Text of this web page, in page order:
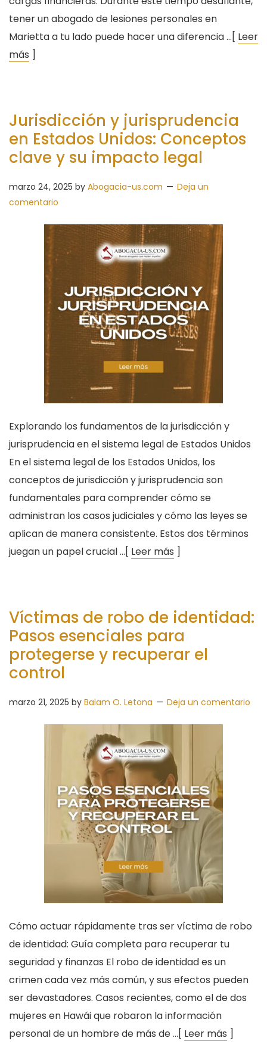
tener un abogado de lesiones personales en
Marietta a tu lado puede hacer una diferencia …[ Leer
más ]
Jurisdicción y jurisprudencia
en Estados Unidos: Conceptos
clave y su impacto legal
marzo 24, 2025 by Abogacia-us.com
Deja un
comentario
Explorando los fundamentos de la jurisdicción y
jurisprudencia en el sistema legal de Estados Unidos
En el sistema legal de los Estados Unidos, los
conceptos de jurisdicción y jurisprudencia son
fundamentales para comprender cómo se
administran los casos judiciales y cómo las leyes se
aplican de manera consistente. Estos dos términos
juegan un papel crucial …[ Leer más ]
Víctimas de robo de identidad:
Pasos esenciales para
protegerse y recuperar el
control
marzo 21, 2025 by Balam O. Letona Deja un comentario
Cómo actuar rápidamente tras ser víctima de robo
de identidad: Guía completa para recuperar tu
seguridad y finanzas El robo de identidad es un
crimen cada vez más común, y sus efectos pueden
ser devastadores. Casos recientes, como el de dos
mujeres en Hawái que robaron la información
personal de un hombre de más de …[ Leer más ]